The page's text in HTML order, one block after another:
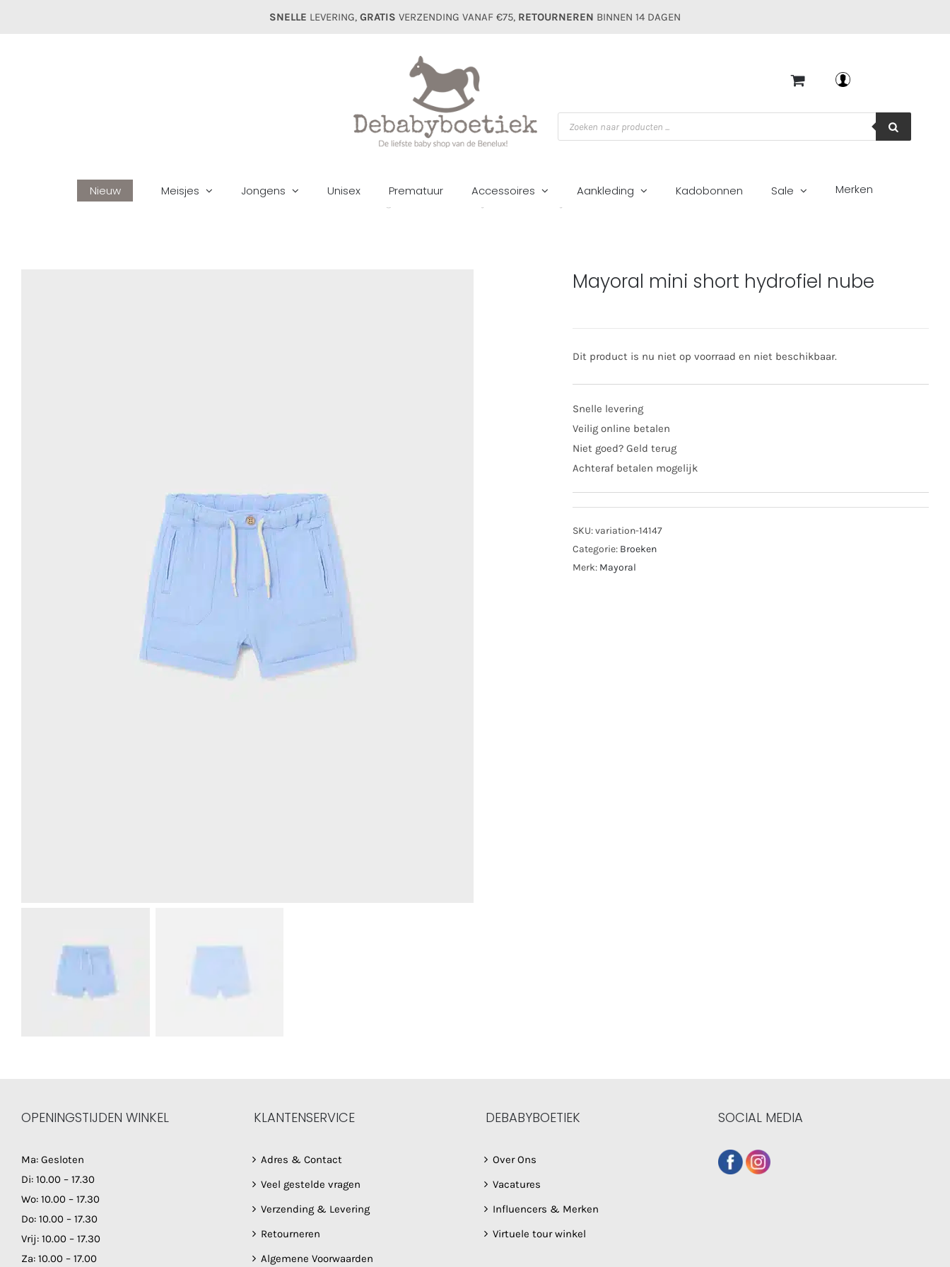
SNELLE LEVERING, GRATIS VERZENDING VANAF €75, RETOURNEREN BINNEN 14 DAGEN
Producten
zoeken
Nieuw Meisjes Jongens Unisex Prematuur Accessoires Aankleding Kadobonnen Sale Merken
Mayoral mini short hydrofiel nube
Dit product is nu niet op voorraad en niet beschikbaar.
Snelle levering
Veilig online betalen
Niet goed? Geld terug
Achteraf betalen mogelijk
SKU:variation-14147
Categorie: Broeken
Merk: Mayoral
OPENINGSTIJDEN WINKEL
Ma: Gesloten
Di: 10.00 – 17.30
Wo: 10.00 – 17.30
Do: 10.00 – 17.30
Vrij: 10.00 – 17.30
Za: 10.00 – 17.00
KLANTENSERVICE
Adres & Contact
Veel gestelde vragen
Verzending & Levering
Retourneren
Algemene Voorwaarden
DEBABYBOETIEK
Over Ons
Vacatures
Influencers & Merken
Virtuele tour winkel
SOCIAL MEDIA